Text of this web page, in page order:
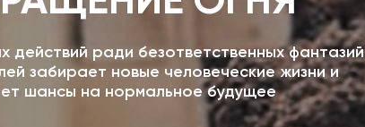
действий ради безответственных фантазий
забирает новые человеческие жизни и
шансы на нормальное будущее